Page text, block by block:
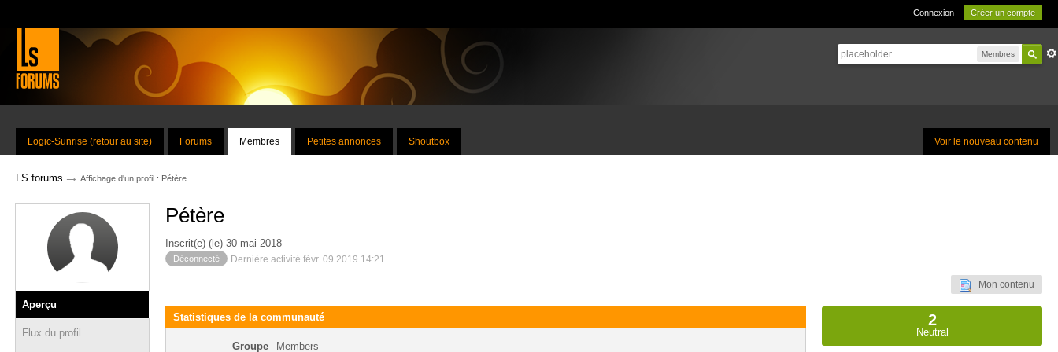
Connexion Créer un compte
Membres
Voir le nouveau contenu
Logic-Sunrise (retour au site) Forums Membres Petites annonces Shoutbox
LS forums → Affichage d'un profil : Pétère
Aperçu
Flux du profil
Pétère
Inscrit(e) (le) 30 mai 2018
Déconnecté Dernière activité févr. 09 2019 14:21
Mon contenu
Statistiques de la communauté
Groupe Members
2
Neutral